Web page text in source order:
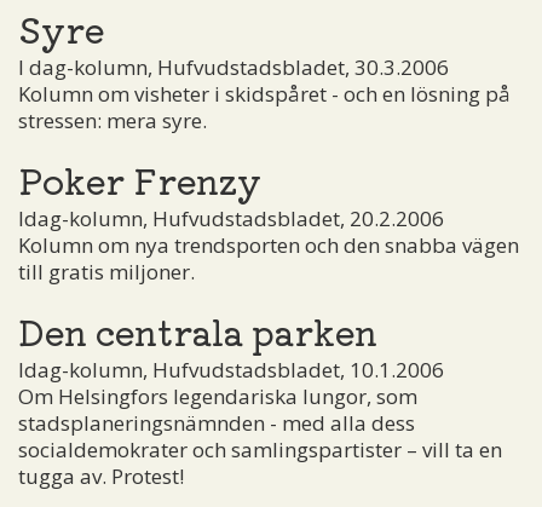
Syre
I dag-kolumn, Hufvudstadsbladet, 30.3.2006
Kolumn om visheter i skidspåret - och en lösning på
stressen: mera syre.
Poker Frenzy
Idag-kolumn, Hufvudstadsbladet, 20.2.2006
Kolumn om nya trendsporten och den snabba vägen
till gratis miljoner.
Den centrala parken
Idag-kolumn, Hufvudstadsbladet, 10.1.2006
Om Helsingfors legendariska lungor, som
stadsplaneringsnämnden - med alla dess
socialdemokrater och samlingspartister – vill ta en
tugga av. Protest!